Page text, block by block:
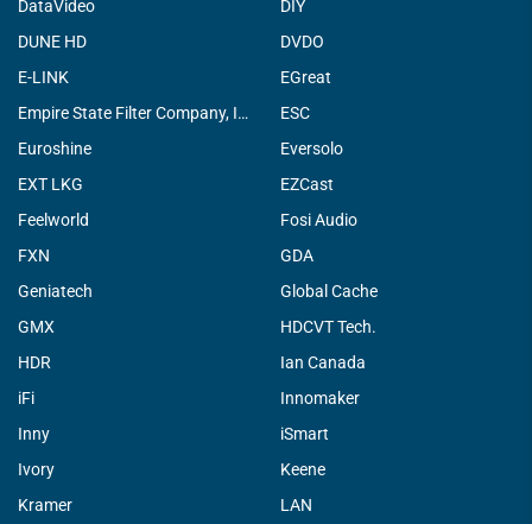
DataVideo
DIY
DUNE HD
DVDO
E-LINK
EGreat
Empire State Filter Company, INC.
ESC
Euroshine
Eversolo
EXT LKG
EZCast
Feelworld
Fosi Audio
FXN
GDA
Geniatech
Global Cache
GMX
HDCVT Tech.
HDR
Ian Canada
iFi
Innomaker
Inny
iSmart
Ivory
Keene
Kramer
LAN